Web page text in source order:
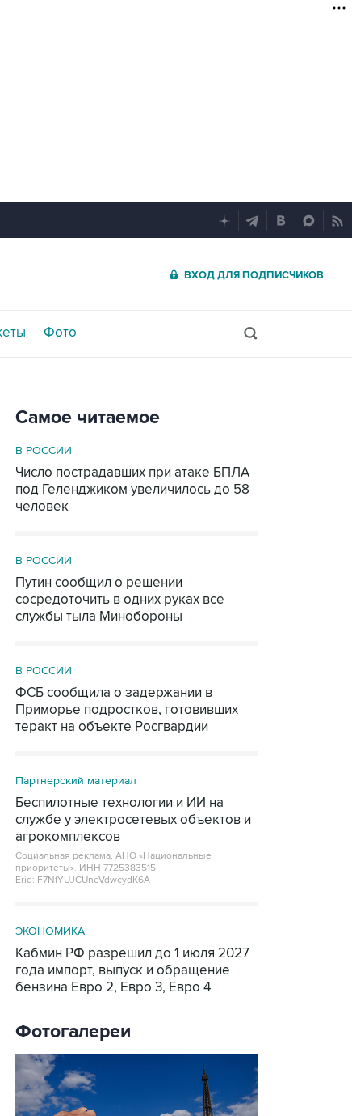
ВХОД ДЛЯ ПОДПИСЧИКОВ
Фото
Самое читаемое
В РОССИИ
Число пострадавших при атаке БПЛА
под Геленджиком увеличилось до 58
человек
В РОССИИ
Путин сообщил о решении
сосредоточить в одних руках все
службы тыла Минобороны
В РОССИИ
ФСБ сообщила о задержании в
Приморье подростков, готовивших
теракт на объекте Росгвардии
Партнерский материал
Беспилотные технологии и ИИ на
службе у электросетевых объектов и
агрокомплексов
Социальная реклама, АНО «Национальные
приоритеты». ИНН 7725383515
Erid: F7NfYUJCUneVdwcydK6A
ЭКОНОМИКА
Кабмин РФ разрешил до 1 июля 2027
года импорт, выпуск и обращение
бензина Евро 2, Евро 3, Евро 4
Фотогалереи